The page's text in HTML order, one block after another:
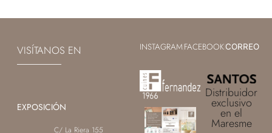
VISÍTANOS EN
EXPOSICIÓN
C/ La Riera 155
INSTAGRAMFACEBOOKCORREO
Distribuidor
exclusivo
en el
Maresme